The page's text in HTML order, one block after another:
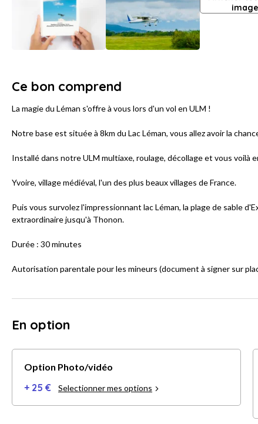
Ce bon comprend
La magie du Léman s'offre à vous lors d'un vol en ULM !
Notre base est située à 8km du Lac Léman, vous allez avoir la
Installé dans notre ULM multiaxe, roulage, décollage et vous voilà
Yvoire, village médiéval, l'un des plus beaux villages de France.
Puis vous survolez l'impressionnant lac Léman, la plage de sable
extraordinaire jusqu'à Thonon.
Durée : 30 minutes
Autorisation parentale pour les mineurs (document à signer sur
En option
Option Photo/vidéo
+ 25 € Selectionner mes options